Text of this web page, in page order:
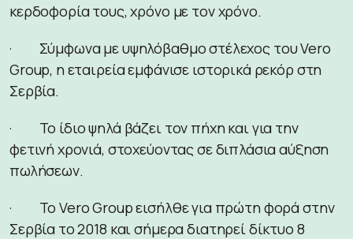
κερδοφορία τους, χρόνο με τον χρόνο.
· Σύμφωνα με υψηλόβαθμο στέλεχος του Vero
Group, η εταιρεία εμφάνισε ιστορικά ρεκόρ στη
Σερβία.
· Το ίδιο ψηλά βάζει τον πήχη και για την
φετινή χρονιά, στοχεύοντας σε διπλάσια αύξηση
πωλήσεων.
· Το Vero Group εισήλθε για πρώτη φορά στην
Σερβία το 2018 και σήμερα διατηρεί δίκτυο 8